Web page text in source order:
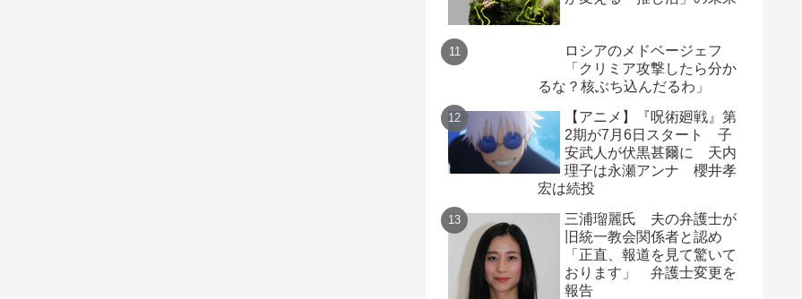
ロシアのメドベージェフ
「クリミア攻撃したら分か
るな？核ぶち込んだるわ」
【アニメ】『呪術廻戦』第
2期が7月6日スタート 子
安武人が伏黒甚爾に 天内
理子は永瀬アンナ 櫻井孝
宏は続投
三浦瑠麗氏 夫の弁護士が
旧統一教会関係者と認め
「正直、報道を見て驚いて
おります」 弁護士変更を
報告